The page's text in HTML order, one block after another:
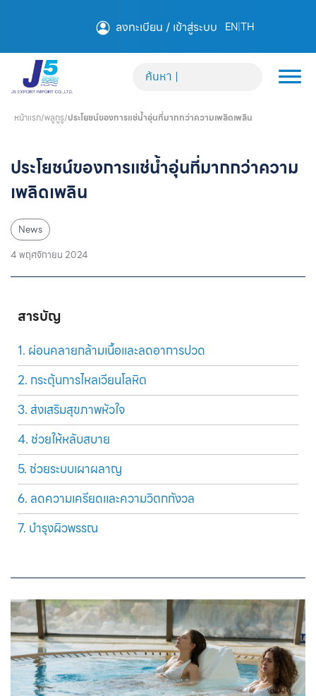
ลงทะเบียน / เข้าสู่ระบบ EN|TH
หน้าแรก/พลูกูรู/ประโยชน์ของการแช่น้ำอุ่นที่มากกว่าความเพลิดเพลิน
ประโยชน์ของการแช่น้ำอุ่นที่มากกว่าความ
เพลิดเพลิน
News
4 พฤศจิกายน 2024
สารบัญ
1. ผ่อนคลายกล้ามเนื้อและลดอาการปวด
2. กระตุ้นการไหลเวียนโลหิต
3. ส่งเสริมสุขภาพหัวใจ
4. ช่วยให้หลับสบาย
5. ช่วยระบบเผาผลาญ
6. ลดความเครียดและความวิตกกังวล
7. บำรุงผิวพรรณ
1. ระบบน้ำอุ่น สระสปา
Digiheat เครื่องทำน้ำอุ่นสระว่ายน้ำ จากแบรนด์ Waterco
2.ระบบน้ำอุ่น (อุณหภูมิน้อยกว่า 40 องศา )